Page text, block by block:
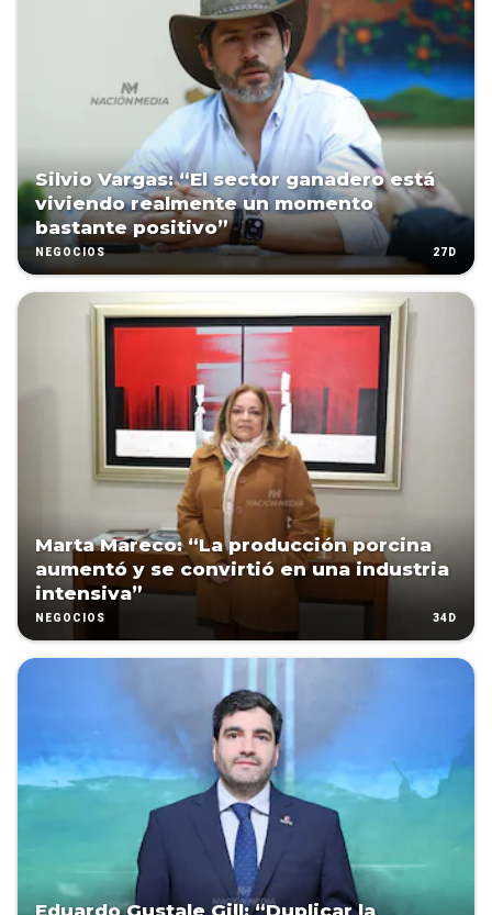
Silvio Vargas: “El sector ganadero está
viviendo realmente un momento
bastante positivo”
NEGOCIOS 27D
Marta Mareco: “La producción porcina
aumentó y se convirtió en una industria
intensiva”
NEGOCIOS 34D